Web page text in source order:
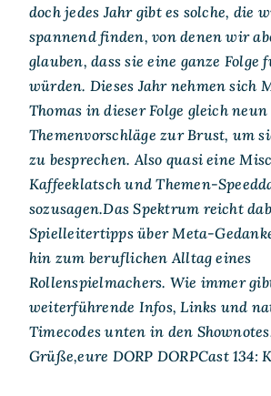
doch jedes Jahr gibt es solche, die
spannend finden, von denen wir
glauben, dass sie eine ganze Folge
würden. Dieses Jahr nehmen sich
Thomas in dieser Folge gleich neun
Themenvorschläge zur Brust, um
zu besprechen. Also quasi eine
Kaffeeklatsch und Themen-
sozusagen.Das Spektrum reicht
Spielleitertipps über Meta-
hin zum beruflichen Alltag eines
Rollenspielmachers. Wie immer
weiterführende Infos, Links und
Timecodes unten in den
Grüße,eure DORP DORPCast 134: